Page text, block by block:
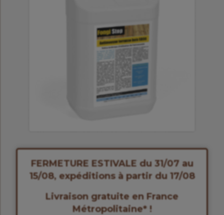
FERMETURE ESTIVALE du 31/07 au
15/08, expéditions à partir du 17/08
Livraison gratuite en France
Métropolitaine* !